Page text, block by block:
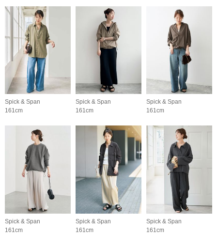
Spick & Span
161cm
Spick & Span
161cm
Spick & Span
161cm
Spick & Span
161cm
Spick & Span
161cm
Spick & Span
161cm